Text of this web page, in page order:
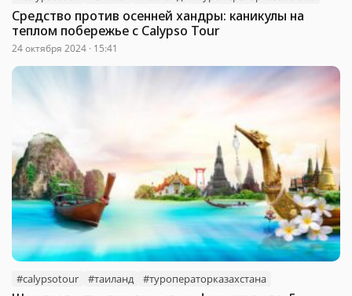
Средство против осенней хандры: каникулы на
теплом побережье с Calypso Tour
24 октября 2024 · 15:41
#calypsotour #таиланд #туроператорказахстана